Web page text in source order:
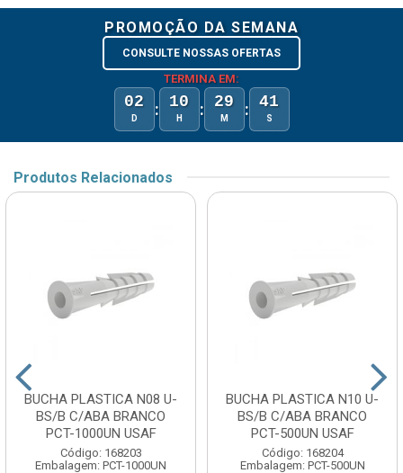
PROMOÇÃO DA SEMANA
CONSULTE NOSSAS OFERTAS
TERMINA EM:
02
D : 10
H : 29
M : 41
S
Produtos Relacionados
BUCHA PLASTICA N08 U-
BS/B C/ABA BRANCO
PCT-1000UN USAF
Código: 168203
Embalagem: PCT-1000UN
BUCHA PLASTICA N10 U-
BS/B C/ABA BRANCO
PCT-500UN USAF
Código: 168204
Embalagem: PCT-500UN